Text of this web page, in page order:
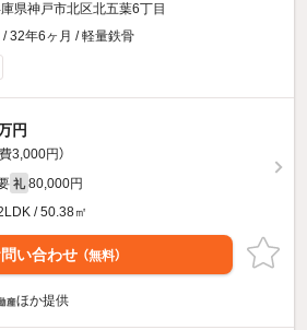
県神戸市北区北五葉6丁目
/ 32年6ヶ月 / 軽量鉄骨
円
3,000円）
礼 80,000円
/ 50.38㎡
い合わせ （無料）
ほか提供